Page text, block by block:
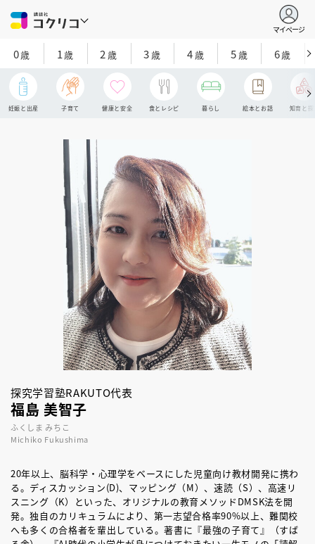
マイページ
0歳 1歳 2 歳 3歳 4歳 5歳 6歳
妊娠と出産 子育て 健康と安全 食とレシピ 暮らし 絵本とお話 知育と探
探究学習塾RAKUTO代表
福島 美智子
ふくしま みちこ
Michiko Fukushima
20年以上、脳科学・心理学をベースにした児童向け教材開発に携わ
る。ディスカッション(D)、マッピング（M）、速読（S）、高速リ
スニング（K）といった、オリジナルの教育メソッドDMSK法を開
発。独自のカリキュラムにより、第一志望合格率90%以上、難関校
へも多くの合格者を輩出している。著書に『最強の子育て』（すば